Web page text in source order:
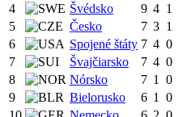
4
Švédsko 9 4 1
5
Česko 7 3 1
6
Spojené štáty 7 4 0
7
Švajčiarsko 7 4 0
8
Nórsko 7 1 0
9
Bielorusko 6 1 0